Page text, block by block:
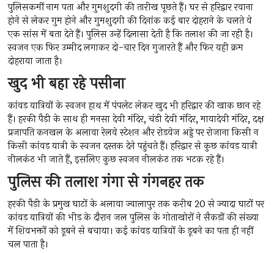
पुलिसकर्मी नाम पता और गुमशुदगी की तारीख पूछते हैं। घर से हरिद्वार रवाना
होने से लेकर गुम होने और गुमशुदगी की दिनांक कई बार दोहराने के चलते वे
एक सांस में बता देते हैं। पुलिस उन्हें दिलासा देती है कि तलाश की जा रही है।
स्वजन एक फिर उम्मीद लगाकर दो-चार दिन गुजारते हैं और फिर यही क्रम
दोहराया जाता है।
खुद भी बहा रहे पसीना
कांवड़ यात्रियों के स्वजन हाथ में पंपलेट लेकर खुद भी हरिद्वार की खाक छान रहे
हैं। हरकी पैड़ी के साथ ही मनसा देवी मंदिर, चंडी देवी मंदिर, मायादेवी मंदिर, दक्ष
प्रजापति कनखल के अलावा रेलवे स्टेशन और रोडवेज अड्डे पर रोजाना किसी न
किसी कांवड़ यात्री के स्वजन दस्तक देने पहुंचते हैं। हरिद्वार से कुछ कांवड़ यात्री
नीलकंठ भी जाते हैं, इसलिए कुछ स्वजन नीलकंठ तक भटक रहे हैं।
पुलिस की तलाश गंगा से गंगनहर तक
हरकी पैड़ी के प्रमुख घाटों के अलावा ज्वालापुर तक करीब 20 से ज्यादा घाटों पर
कांवड़ यात्रियों की भीड़ के दौरान जल पुलिस के गोताखोरों ने सैकड़ों की संख्या
में शिवभक्तों को डूबने से बचाया। कई कांवड़ यात्रियों के डूबने का पता ही नहीं
चल पाता है।